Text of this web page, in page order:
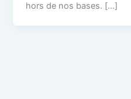
hors de nos bases. […]